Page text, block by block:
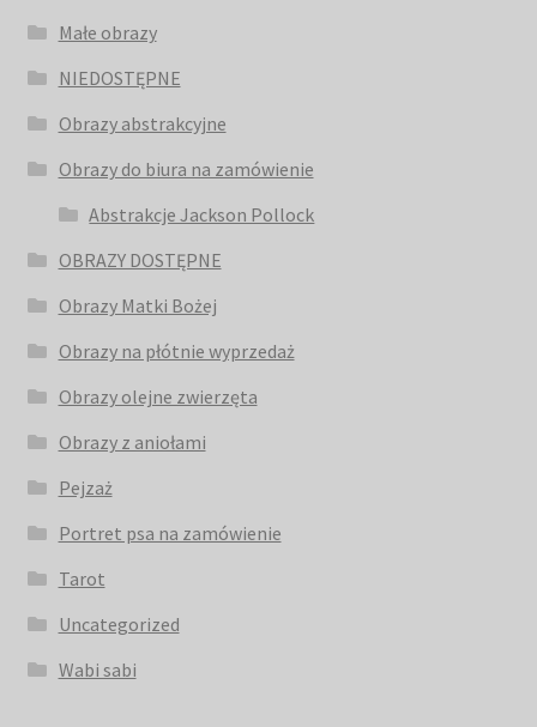
Małe obrazy
NIEDOSTĘPNE
Obrazy abstrakcyjne
Obrazy do biura na zamówienie
Abstrakcje Jackson Pollock
OBRAZY DOSTĘPNE
Obrazy Matki Bożej
Obrazy na płótnie wyprzedaż
Obrazy olejne zwierzęta
Obrazy z aniołami
Pejzaż
Portret psa na zamówienie
Tarot
Uncategorized
Wabi sabi